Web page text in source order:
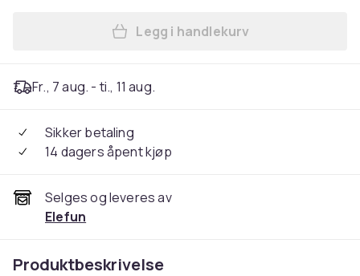
Legg LEGO Botanical
Legg i handlekurv
Fr., 7 aug. - ti., 11 aug.
Sikker betaling
14 dagers åpent kjøp
Selges og leveres av
Elefun
Produktbeskrivelse